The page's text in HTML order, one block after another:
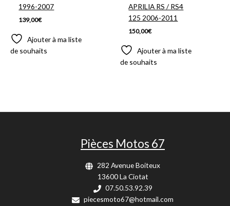
1996-2007
139,00€
Ajouter à ma liste
de souhaits
APRILIA RS / RS4
125 2006-2011
150,00€
Ajouter à ma liste
de souhaits
Pièces Motos 67
282 Avenue Boiteux
13600 La Ciotat
07.50.53.92.39
piecesmoto67@hotmail.com